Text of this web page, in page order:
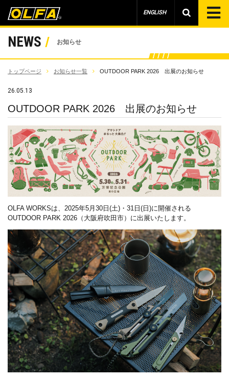
ENGLISH
NEWS お知らせ
トップページ お知らせ一覧 OUTDOOR PARK 2026 出展のお知らせ
26.05.13
OUTDOOR PARK 2026 出展のお知らせ
OLFA WORKSは、2025年5月30日(土)・31日(日)に開催される
OUTDOOR PARK 2026（大阪府吹田市）に出展いたします。